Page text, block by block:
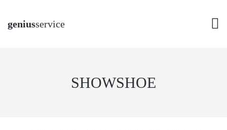
geniusservice
SHOWSHOE
buying, Cat A, Cat B, Cat C, championship, chastening,